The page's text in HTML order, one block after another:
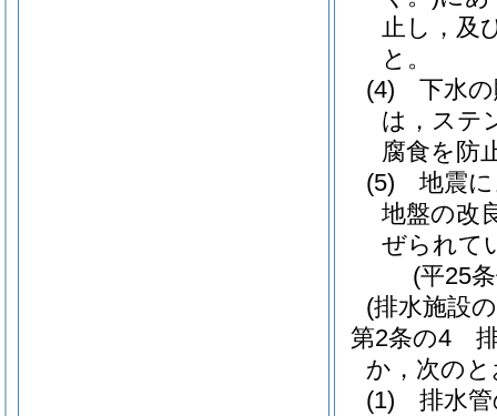
止し，及
と。
(4)
下水
は，ステ
腐食を防
(5)
地震
地盤の改
ぜられて
(平25
(排水施設
第2条の4
か，次の
(1)
排水